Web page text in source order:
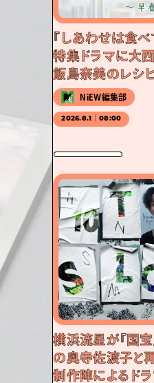
『しあわせは食べ
特集ドラマに大
飯島奈美のレシ
NiEW編集部
2026.8.1｜08:00
横浜流星が『国宝
の奥寺佐渡子と再
制作陣によるドラ